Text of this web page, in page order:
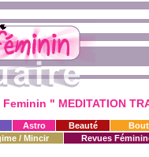
Feminin " MEDITATION
Astro Beauté
/ Mincir Revues